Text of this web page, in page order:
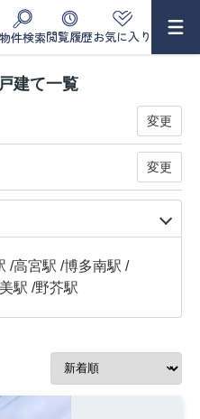
物件検索閲覧履歴お気に入り
建て一覧
変更
変更
/高宮駅 /博多南駅 /
駅 /野芥駅